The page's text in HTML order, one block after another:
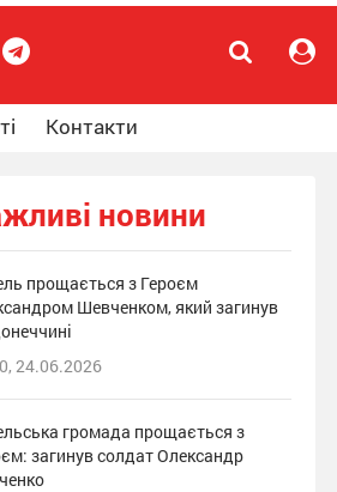
Контакти
новини
прощається з Героєм
Шевченком, який загинув
24.06.2026
громада прощається з
загинув солдат Олександр